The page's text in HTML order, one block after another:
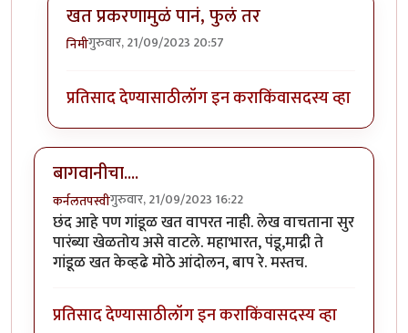
खत प्रकरणामुळं पानं, फुलं तर
निमीगुरुवार, 21/09/2023 20:57
प्रतिसाद देण्यासाठीलॉग इन कराकिंवासदस्य व्हा
बागवानीचा....
कर्नलतपस्वीगुरुवार, 21/09/2023 16:22
छंद आहे पण गांडूळ खत वापरत नाही. लेख वाचताना सुर
पारंब्या खेळतोय असे वाटले. महाभारत, पंडू,माद्री ते
गांडूळ खत केव्हढे मोठे आंदोलन, बाप रे. मस्तच.
प्रतिसाद देण्यासाठीलॉग इन कराकिंवासदस्य व्हा